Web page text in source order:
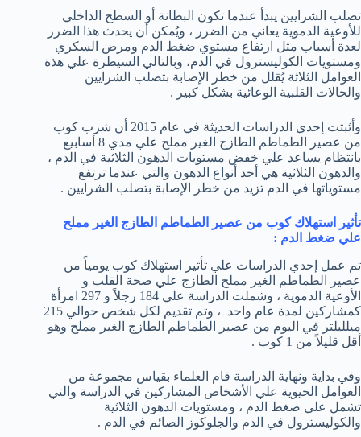
تصلب الشرايين يبدأ عندما تكون البطانة أو السطح الداخلي
للأوعية الدموية يعاني من الضرر ، ويُمكن أن يحدث هذا الضرر
لعدة أسباب مثل ارتفاع مستوي ضغط الدم ومرض السكري
ومستويات الكوليسترول في الدم، وبالتالي السيطرة علي هذة
العوامل الثلاثة يُقلل من خطر الإصابة بتصلب الشرايين
والحالات القلبية الوعائية بشكل كبير .
وأثبتت إحدي الدراسات الحديثة في عام 2015 أن شرب كوب
من عصير الطماطم الطازج الغير مملح علي مدي 8 أسابيع
بانتظام يساعد علي خفض مستويات الدهون الثلاثية في الدم ،
والدهون الثلاثية هي أحد أنواع الدهون والتي عندما ترتفع
مستوياتها في الدم تزيد من خطر الإصابة بتصلب الشرايين .
تأثير استهلاك كوب من عصير الطماطم الطازج الغير مملح
علي ضغط الدم :
تم عمل إحدي الدراسات علي تأثير استهلاك كوب يومياً من
عصير الطماطم الغير مملح الطازج علي صحة القلب و
الأوعية الدموية ، وشملت الدراسة علي 184 رجلاً و 297 امرأة
كمشاركين لمدة عام واحد ، وتم تقديم لكل شخص حوالي 215
ميلليلتر في اليوم من عصير الطماطم الطازج الغير مملح وهو
أقل قليلاً من 1 كوب .
وفي بداية ونهاية الدراسة قام العلماء بقياس مجموعة من
العوامل الحيوية علي الأشخاص المشاركين في الدراسة والتي
تشمل علي ضغط الدم ، ومستويات الدهون الثلاثية
والكوليسترول في الدم والجلوكوز الصائم في الدم .